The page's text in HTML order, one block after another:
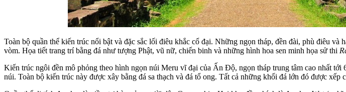
Toàn bộ quần thể kiến trúc nổi bật và đặc sắc lối điêu khắc cổ đại. Những ngọn tháp, đền đài, phù điêu
vòm. Họa tiết trang trí bằng đá như tượng Phật, vũ nữ, chiến binh và những hình hoa sen minh họa sử thi
Kiến trúc ngôi đền mô phỏng theo hình ngọn núi Meru vĩ đại của Ấn Độ, ngọn tháp trung tâm cao nhất
núi. Toàn bộ kiến trúc này được xây bằng đá sa thạch và đá tổ ong. Tất cả những khối đá lớn đó được xếp